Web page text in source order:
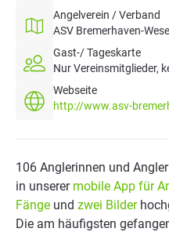
Angelverein / Verband
ASV Bremerhaven-
Gast-/ Tageskarte
Nur Vereinsmitglieder,
Webseite
http://www.asv-
106 Anglerinnen und
in unserer mobile App für
Fänge und zwei Bilder
Die am häufigsten